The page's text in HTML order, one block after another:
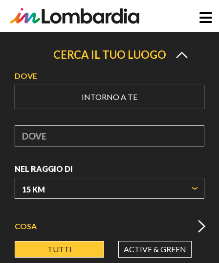
principale
CERCA IL TUO LUOGO
DOVE
INTORNO A TE
DOVE
NEL RAGGIO DI
LATITUDINE
COSA
TUTTI ACTIVE & GREEN